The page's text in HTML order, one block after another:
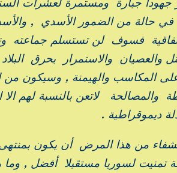
حالة من الضمور الأسدي ,
فسوف لن تستسلم جماعته
والاستمرار بحرق
المكاسب والهيمنة , وسيكون من
لاتعن بالنسبة لهم
ديموقراطية .
من هذا المرض أن يكون
لسوريا مستقبلا أفضل , وما